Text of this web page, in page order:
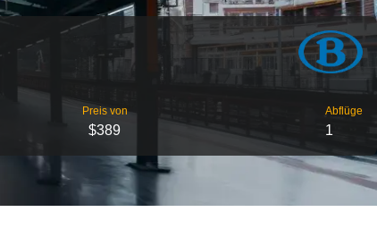
Preis von
$389
Abflüge
1